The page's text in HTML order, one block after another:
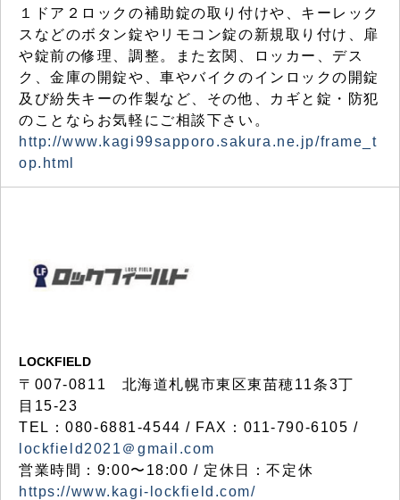
１ドア２ロックの補助錠の取り付けや、キーレック
スなどのボタン錠やリモコン錠の新規取り付け、扉
や錠前の修理、調整。また玄関、ロッカー、デス
ク、金庫の開錠や、車やバイクのインロックの開錠
及び紛失キーの作製など、その他、カギと錠・防犯
のことならお気軽にご相談下さい。
http://www.kagi99sapporo.sakura.ne.jp/frame_t
op.html
LOCKFIELD
〒007-0811 北海道札幌市東区東苗穂11条3丁
目15-23
TEL：080-6881-4544 / FAX：011-790-6105 /
lockfield2021＠gmail.com
営業時間：9:00〜18:00 / 定休日：不定休
https://www.kagi-lockfield.com/